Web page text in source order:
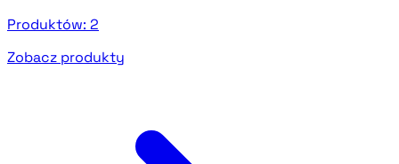
Produktów: 2
Zobacz produkty